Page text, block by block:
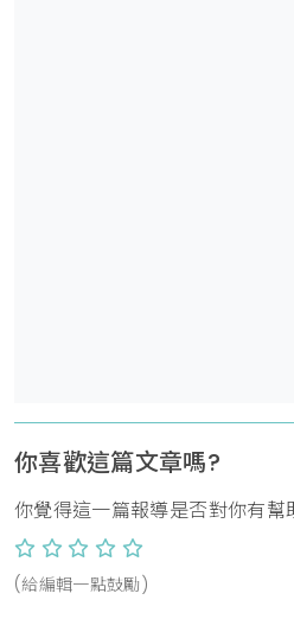
你喜歡這篇文章嗎?
你覺得這一篇報導是否對你有幫
(給編輯一點鼓勵)